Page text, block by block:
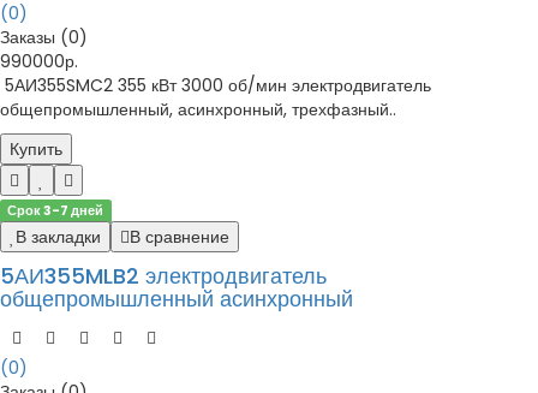
(0)
Заказы (0)
990000р.
5АИ355SMC2 355 кВт 3000 об/мин электродвигатель
общепромышленный, асинхронный, трехфазный..
Купить
Срок 3-7 дней
В закладки В сравнение
5АИ355MLB2 электродвигатель
общепромышленный асинхронный
(0)